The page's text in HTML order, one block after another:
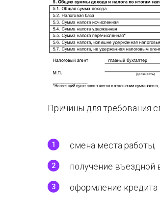
Причины для требования
смена места работы,
получение въездной
оформление кредита